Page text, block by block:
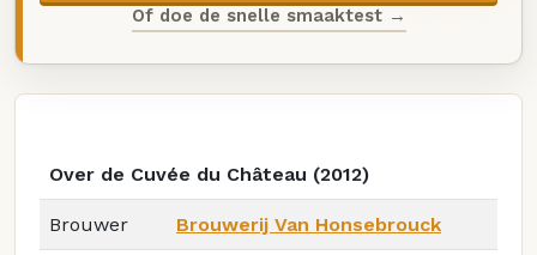
Of doe de snelle smaaktest →
Over de Cuvée du Château (2012)
Brouwer Brouwerij Van Honsebrouck